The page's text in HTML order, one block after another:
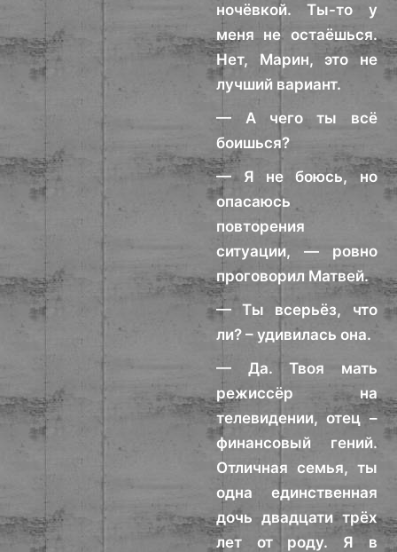
ночёвкой. Ты-то у
меня не остаёшься.
Нет, Марин, это не
лучший вариант.
— А чего ты всё
боишься?
— Я не боюсь, но
опасаюсь
повторения
ситуации, — ровно
проговорил Матвей.
— Ты всерьёз, что
ли? – удивилась она.
— Да. Твоя мать
режиссёр на
телевидении, отец –
финансовый гений.
Отличная семья, ты
одна единственная
дочь двадцати трёх
лет от роду. Я в